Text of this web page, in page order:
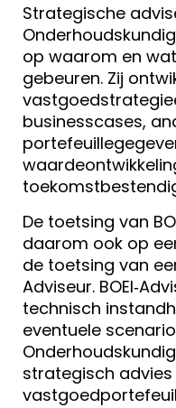
Strategische
op waarom en
gebeuren. Zij
businesscases,
De toetsing van
daarom ook op
de toetsing van
Adviseur.
technisch
eventuele
strategisch